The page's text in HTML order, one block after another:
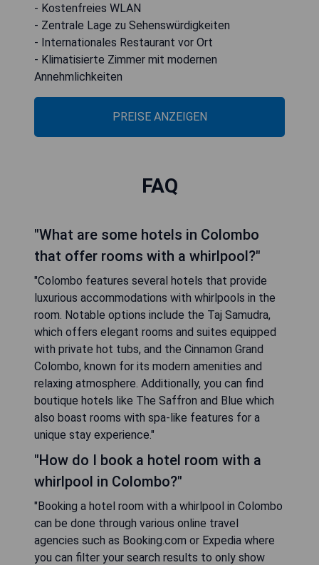
- Kostenfreies WLAN
- Zentrale Lage zu Sehenswürdigkeiten
- Internationales Restaurant vor Ort
- Klimatisierte Zimmer mit modernen
Annehmlichkeiten
PREISE ANZEIGEN
FAQ
"What are some hotels in Colombo
that offer rooms with a whirlpool?"
"Colombo features several hotels that provide
luxurious accommodations with whirlpools in the
room. Notable options include the Taj Samudra,
which offers elegant rooms and suites equipped
with private hot tubs, and the Cinnamon Grand
Colombo, known for its modern amenities and
relaxing atmosphere. Additionally, you can find
boutique hotels like The Saffron and Blue which
also boast rooms with spa-like features for a
unique stay experience."
"How do I book a hotel room with a
whirlpool in Colombo?"
"Booking a hotel room with a whirlpool in Colombo
can be done through various online travel
agencies such as Booking.com or Expedia where
you can filter your search results to only show